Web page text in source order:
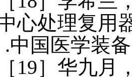
心处理复用
.中国医学装
］华九月，